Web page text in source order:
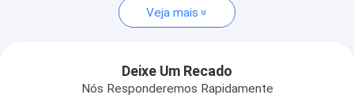
Veja mais
Deixe Um Recado
Nós Responderemos Rapidamente